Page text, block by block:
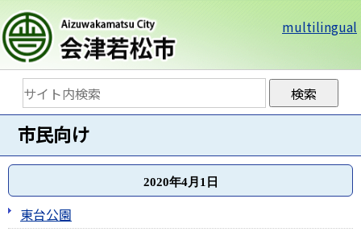
multilingual
市民向け
2020年4月1日
東台公園